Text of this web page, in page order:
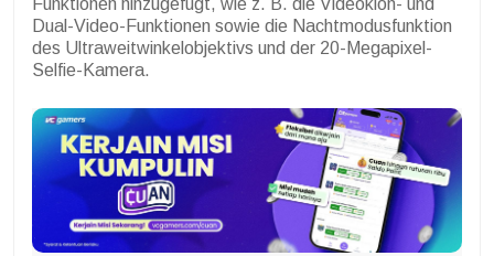
Funktionen hinzugefügt, wie z. B. die Videoklon- und
Dual-Video-Funktionen sowie die Nachtmodusfunktion
des Ultraweitwinkelobjektivs und der 20-Megapixel-
Selfie-Kamera.